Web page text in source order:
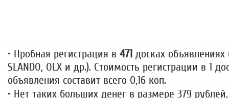
• Пробная регистрация в 471 досках объявлениях
SLANDO, OLX и др.). Стоимость регистрации в 1
объявления составит всего 0,16 коп.
• Нет таких больших денег в размере 379